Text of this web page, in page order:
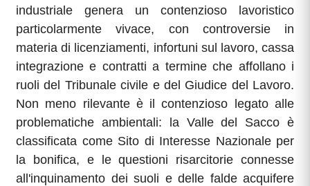
industriale genera un contenzioso lavoristico
particolarmente vivace, con controversie in
materia di licenziamenti, infortuni sul lavoro, cassa
integrazione e contratti a termine che affollano i
ruoli del Tribunale civile e del Giudice del Lavoro.
Non meno rilevante è il contenzioso legato alle
problematiche ambientali: la Valle del Sacco è
classificata come Sito di Interesse Nazionale per
la bonifica, e le questioni risarcitorie connesse
all'inquinamento dei suoli e delle falde acquifere